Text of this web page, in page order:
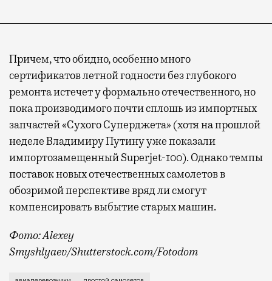
Причем, что обидно, особенно много
сертификатов летной годности без глубокого
ремонта истечет у формально отечественного, но
пока производимого почти сплошь из импортных
запчастей «Сухого Суперджета» (хотя на прошлой
неделе Владимиру Путину уже показали
импортозамещенный Superjet-100). Однако темпы
поставок новых отечественных самолетов в
обозримой перспективе вряд ли смогут
компенсировать выбытие старых машин.
Фото: Alexey
Smyshlyaev/Shutterstock.com/Fotodom